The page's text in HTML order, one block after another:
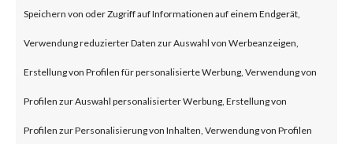
Speichern von oder Zugriff auf Informationen auf einem Endgerät,
Verwendung reduzierter Daten zur Auswahl von Werbeanzeigen,
Erstellung von Profilen für personalisierte Werbung, Verwendung von
Profilen zur Auswahl personalisierter Werbung, Erstellung von
Profilen zur Personalisierung von Inhalten, Verwendung von Profilen
organizations. Fantasy wiper is
believed to have been deployed
to the victims’ machines
through update mechanism of
an unidentified software